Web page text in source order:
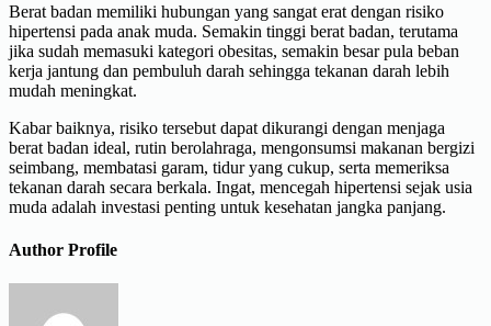
Berat badan memiliki hubungan yang sangat erat dengan risiko
hipertensi pada anak muda. Semakin tinggi berat badan, terutama
jika sudah memasuki kategori obesitas, semakin besar pula beban
kerja jantung dan pembuluh darah sehingga tekanan darah lebih
mudah meningkat.
Kabar baiknya, risiko tersebut dapat dikurangi dengan menjaga
berat badan ideal, rutin berolahraga, mengonsumsi makanan bergizi
seimbang, membatasi garam, tidur yang cukup, serta memeriksa
tekanan darah secara berkala. Ingat, mencegah hipertensi sejak usia
muda adalah investasi penting untuk kesehatan jangka panjang.
Author Profile